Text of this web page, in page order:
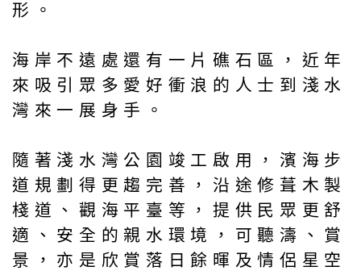
形。
海岸不遠處還有一片礁石區，近年
來吸引眾多愛好衝浪的人士到淺水
灣來一展身手。
隨著淺水灣公園竣工啟用，濱海步
道規劃得更趨完善，沿途修葺木製
棧道、觀海平臺等，提供民眾更舒
適、安全的親水環境，可聽濤、賞
景，亦是欣賞落日餘暉及情侶星空